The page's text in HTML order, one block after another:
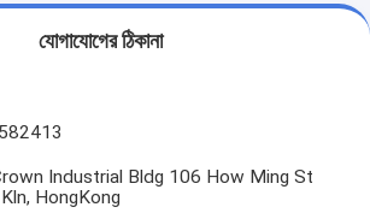
যোগাযোগের ঠিকানা
Industrial Bldg 106 How Ming St
HongKong